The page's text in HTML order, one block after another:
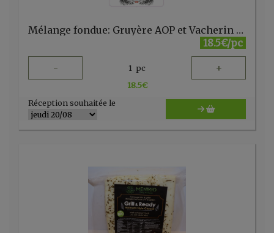
Mélange fondue: Gruyère AOP et Vacherin AOP 400gr
18.5€/pc
- 1 pc +
18.5€
Réception souhaitée le